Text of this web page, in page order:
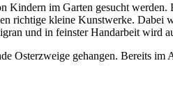
Kindern im Garten gesucht
richtige kleine Kunstwerke.
und in feinster Handarbeit wird
Osterzweige gehangen. Bereits